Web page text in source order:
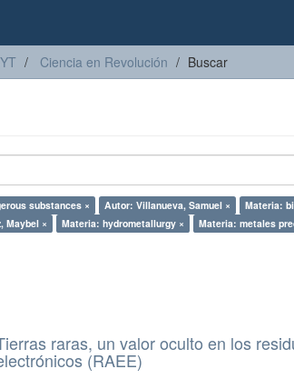
Ciencia en Revolución Buscar
substances × Autor: Villanueva, Samuel × Materia:
Maybel × Materia: hydrometallurgy × Materia: metales
raras, un valor oculto en los
(RAEE)